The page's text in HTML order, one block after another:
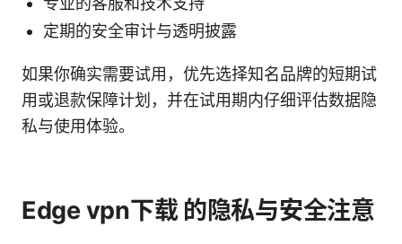
定期的安全审计与透明披露
如果你确实需要试用，优先选择知名品牌的短期试
用或退款保障计划，并在试用期内仔细评估数据隐
私与使用体验。
Edge vpn下载 的隐私与安全注意